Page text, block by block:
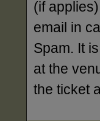
(if
email in
Spam. It
at the
the ticket